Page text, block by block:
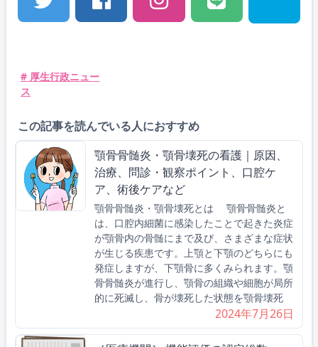
# 厚生行政ニュー
ス
この記事を読んでいる人におすすめ
顎骨骨髄炎・顎骨壊死の看護｜原因、
治療、問診・観察ポイント、口腔ケ
ア、術後ケアなど
顎骨骨髄炎・顎骨壊死とは 顎骨骨髄炎と
は、口腔内細菌に感染したことで起きた炎症
が顎骨内の骨髄にまで及び、さまざまな症状
が生じる疾患です。上顎と下顎のどちらにも
発症しますが、下顎骨に多くみられます。顎
骨骨髄炎が進行し、顎骨の組織や細胞が局所
的に死滅し、骨が壊死した状態を顎骨壊死
2024年7月26日